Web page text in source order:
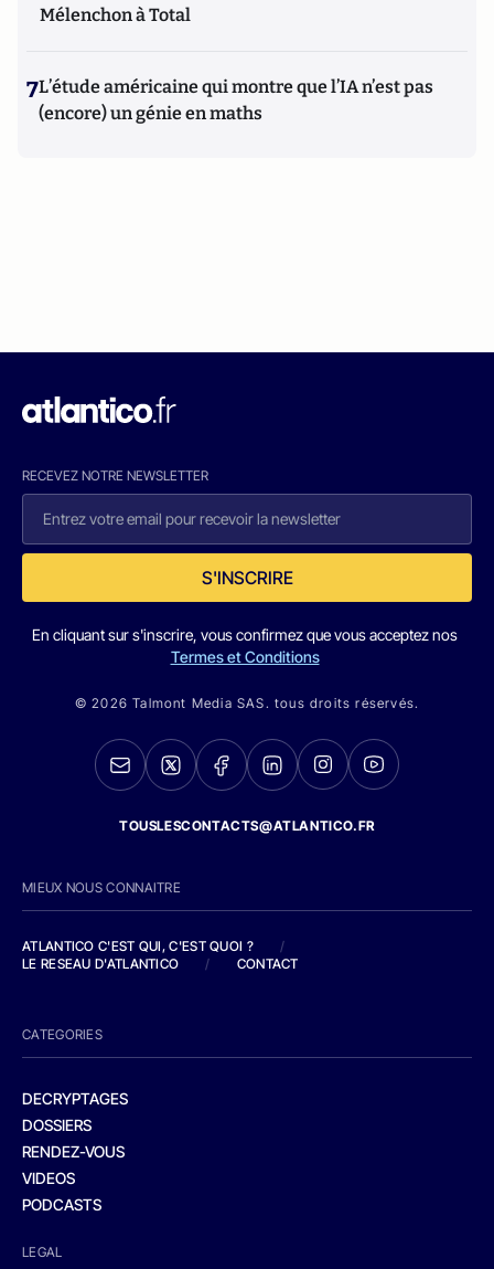
Mélenchon à Total
7L’étude américaine qui montre que l’IA n’est pas
(encore) un génie en maths
RECEVEZ NOTRE NEWSLETTER
S'INSCRIRE
En cliquant sur s'inscrire, vous confirmez que vous acceptez nos
Termes et Conditions
© 2026 Talmont Media SAS. tous droits réservés.
TOUSLESCONTACTS@ATLANTICO.FR
MIEUX NOUS CONNAITRE
ATLANTICO C'EST QUI, C'EST QUOI ?
/
LE RESEAU D'ATLANTICO
/ CONTACT
CATEGORIES
DECRYPTAGES
DOSSIERS
RENDEZ-VOUS
VIDEOS
PODCASTS
LEGAL